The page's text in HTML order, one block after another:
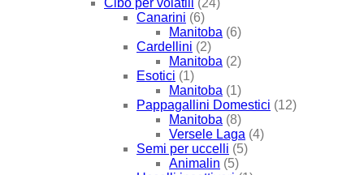
Cibo per volatili (24)
Canarini (6)
Manitoba (6)
Cardellini (2)
Manitoba (2)
Esotici (1)
Manitoba (1)
Pappagallini Domestici (12)
Manitoba (8)
Versele Laga (4)
Semi per uccelli (5)
Animalin (5)